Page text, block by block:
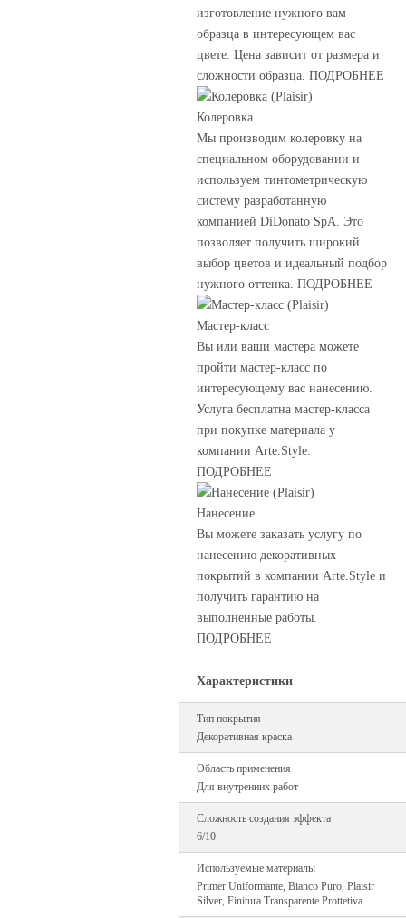
изготовление нужного вам
образца в интересующем вас
цвете. Цена зависит от размера и
сложности образца. ПОДРОБНЕЕ
Колеровка
Мы производим колеровку на
специальном оборудовании и
используем тинтометрическую
систему разработанную
компанией DiDonato SpA. Это
позволяет получить широкий
выбор цветов и идеальный подбор
нужного оттенка. ПОДРОБНЕЕ
Мастер-класс
Вы или ваши мастера можете
пройти мастер-класс по
интересующему вас нанесению.
Услуга бесплатна мастер-класса
при покупке материала у
компании Arte.Style.
ПОДРОБНЕЕ
Нанесение
Вы можете заказать услугу по
нанесению декоративных
покрытий в компании Arte.Style и
получить гарантию на
выполненные работы.
ПОДРОБНЕЕ
Характеристики
Тип покрытия
Декоративная краска
Область применения
Для внутренних работ
Сложность создания эффекта
6/10
Используемые материалы
Primer Uniformante, Bianco Puro, Plaisir
Silver, Finitura Transparente Prottetiva